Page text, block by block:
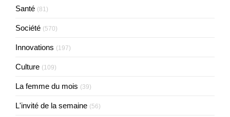
Santé (81)
Société (570)
Innovations (197)
Culture (109)
La femme du mois (39)
L'invité de la semaine (56)